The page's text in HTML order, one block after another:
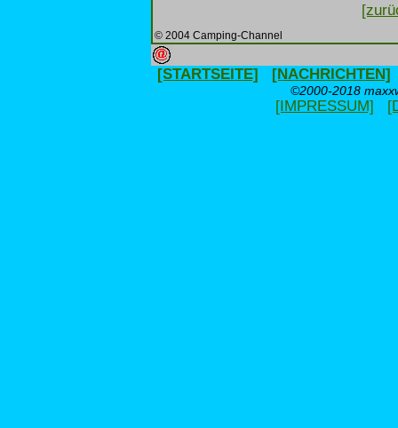
© 2004 Camping-Channel
[STARTSEITE] [NACHRICHTEN]
©2000-2018
[IMPRESSUM]